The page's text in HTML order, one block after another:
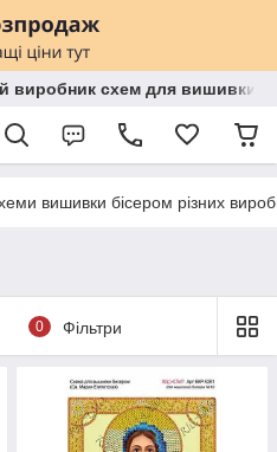
виробник схем для вишивки
вишивки бісером різних
0 Фільтри